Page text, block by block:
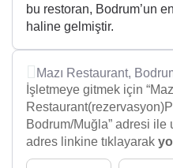
bu restoran, Bodrum’un
haline gelmiştir.
Mazı Restaurant,
İşletmeye gitmek için
Bodrum/Muğla” adresi ile
adres linkine tıklayarak